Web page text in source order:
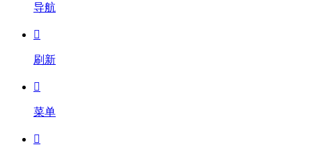
导航

刷新

菜单
